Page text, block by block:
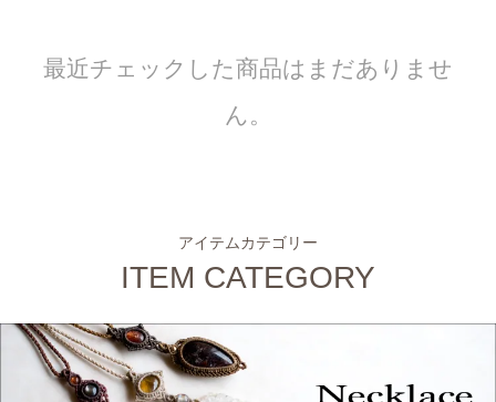
最近チェックした商品はまだありませ
ん。
アイテムカテゴリー
ITEM CATEGORY